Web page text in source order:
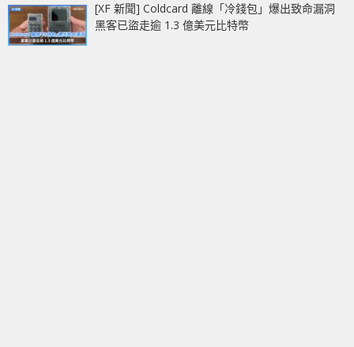
[XF 新聞] Coldcard 離線「冷錢包」爆出致命漏洞
黑客已盜走逾 1.3 億美元比特幣